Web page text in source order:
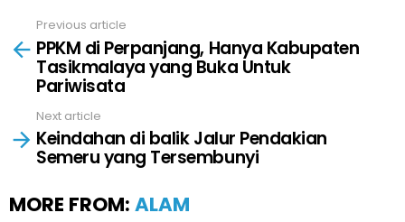
more
Previous article
PPKM di Perpanjang, Hanya Kabupaten
Tasikmalaya yang Buka Untuk
Pariwisata
Next article
Keindahan di balik Jalur Pendakian
Semeru yang Tersembunyi
MORE FROM: ALAM